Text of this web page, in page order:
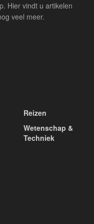
Hier vindt u artikelen
veel meer.
Reizen
Wetenschap &
Techniek